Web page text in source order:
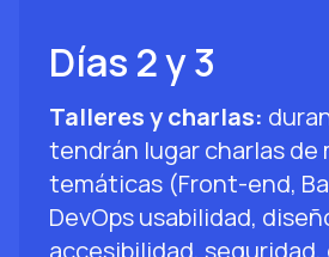
Días 2 y 3
Talleres y charlas:
tendrán lugar charlas de
temáticas (Front-end,
DevOps usabilidad,
accesibilidad,